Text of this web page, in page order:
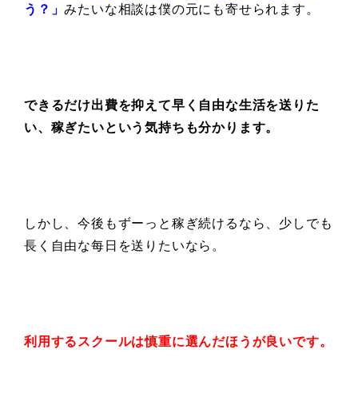
う？」みたいな相談は僕の元にも寄せられます。
できるだけ出費を抑えて早く自由な生活を送りた
い、 稼ぎたいという気持ちも分かります。
しかし、今後もずーっと稼ぎ続けるなら、少しでも
長く自由な每日を送りたいなら。
利用するスクールは慎重に選んだほうが良いです。